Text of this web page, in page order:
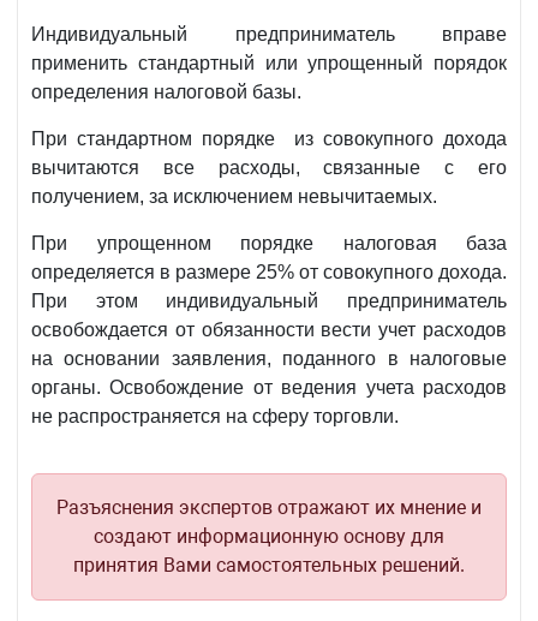
Индивидуальный предприниматель вправе
применить стандартный или упрощенный порядок
определения налоговой базы.
При стандартном порядке из совокупного дохода
вычитаются все расходы, связанные с его
получением, за исключением невычитаемых.
При упрощенном порядке налоговая база
определяется в размере 25% от совокупного дохода.
При этом индивидуальный предприниматель
освобождается от обязанности вести учет расходов
на основании заявления, поданного в налоговые
органы. Освобождение от ведения учета расходов
не распространяется на сферу торговли.
Разъяснения экспертов отражают их мнение и
создают информационную основу для
принятия Вами самостоятельных решений.